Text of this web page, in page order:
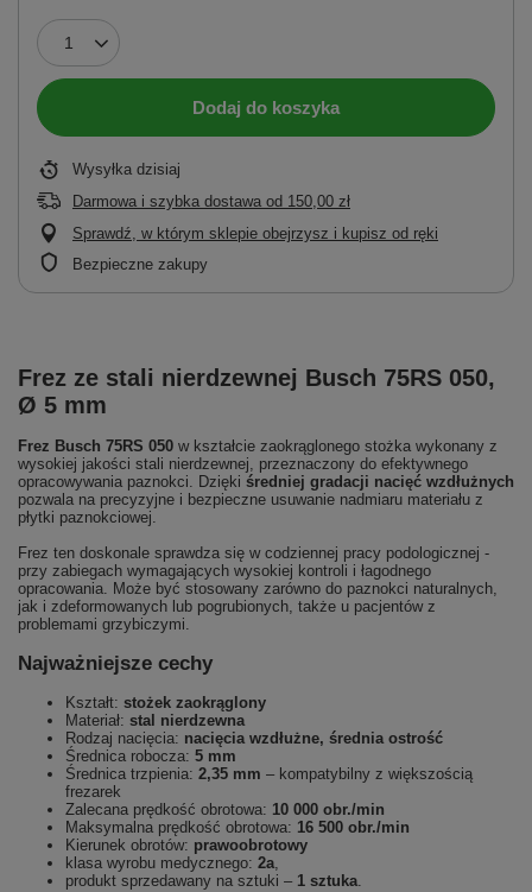
Dodaj do koszyka
Wysyłka dzisiaj
Darmowa i szybka dostawa od 150,00 zł
Sprawdź, w którym sklepie obejrzysz i kupisz od ręki
Bezpieczne zakupy
Frez ze stali nierdzewnej Busch 75RS 050,
Ø 5 mm
Frez Busch 75RS 050 w kształcie zaokrąglonego stożka wykonany z
wysokiej jakości stali nierdzewnej, przeznaczony do efektywnego
opracowywania paznokci. Dzięki średniej gradacji nacięć wzdłużnych
pozwala na precyzyjne i bezpieczne usuwanie nadmiaru materiału z
płytki paznokciowej.
Frez ten doskonale sprawdza się w codziennej pracy podologicznej -
przy zabiegach wymagających wysokiej kontroli i łagodnego
opracowania. Może być stosowany zarówno do paznokci naturalnych,
jak i zdeformowanych lub pogrubionych, także u pacjentów z
problemami grzybiczymi.
Najważniejsze cechy
Kształt: stożek zaokrąglony
Materiał: stal nierdzewna
Rodzaj nacięcia: nacięcia wzdłużne, średnia ostrość
Średnica robocza: 5 mm
Średnica trzpienia: 2,35 mm – kompatybilny z większością
frezarek
Zalecana prędkość obrotowa: 10 000 obr./min
Maksymalna prędkość obrotowa: 16 500 obr./min
Kierunek obrotów: prawoobrotowy
klasa wyrobu medycznego: 2a,
produkt sprzedawany na sztuki – 1 sztuka.